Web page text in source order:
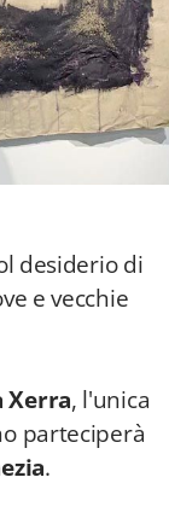
desiderio di
e vecchie
Xerra, l'unica
parteciperà
.